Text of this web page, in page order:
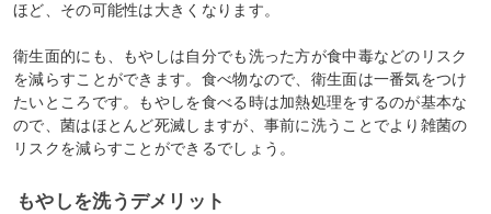
ほど、その可能性は大きくなります。
衛生面的にも、もやしは自分でも洗った方が食中毒などのリスク
を減らすことができます。食べ物なので、衛生面は一番気をつけ
たいところです。もやしを食べる時は加熱処理をするのが基本な
ので、菌はほとんど死滅しますが、事前に洗うことでより雑菌の
リスクを減らすことができるでしょう。
もやしを洗うデメリット